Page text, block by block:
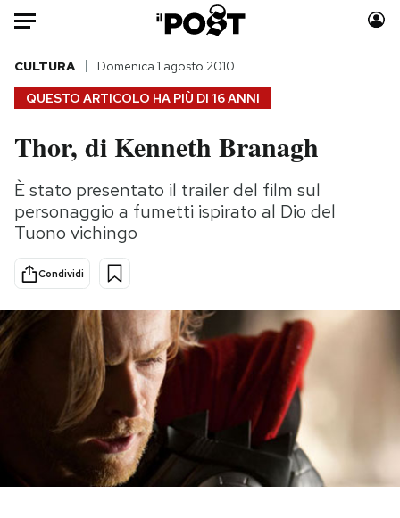
Auto
HOME
Italia
Politica
Tecnologia
Scienza
Economia
Moda
Consumismi
Altrecose
Mondiali calcio 2026
PODCAST
QUESTO ARTICOLO HA PIÙ DI 16 ANNI
CULTURA Domenica 1 agosto 2010
Thor, di Kenneth Branagh
È stato presentato il trailer del film sul
personaggio a fumetti ispirato al Dio del
Tuono vichingo
Condividi